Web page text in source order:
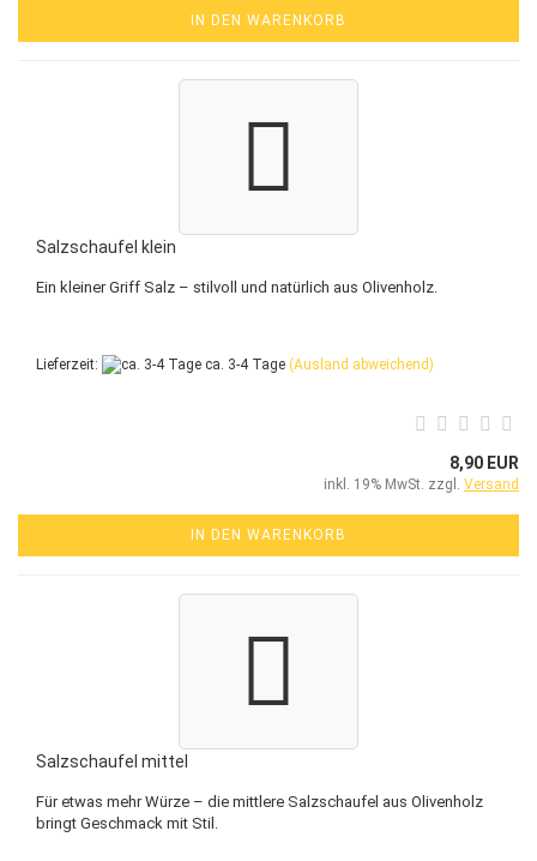
IN DEN WARENKORB
Salzschaufel klein
Ein kleiner Griff Salz – stilvoll und natürlich aus Olivenholz.
Lieferzeit: ca. 3-4 Tage (Ausland abweichend)
8,90 EUR
inkl. 19% MwSt. zzgl. Versand
IN DEN WARENKORB
Salzschaufel mittel
Für etwas mehr Würze – die mittlere Salzschaufel aus Olivenholz
bringt Geschmack mit Stil.